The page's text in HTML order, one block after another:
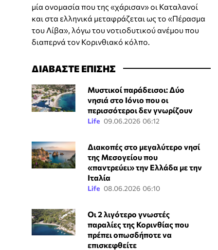
μία ονομασία που της «χάρισαν» οι Καταλανοί
και στα ελληνικά μεταφράζεται ως το «Πέρασμα
του Λίβα», λόγω του νοτιοδυτικού ανέμου που
διαπερνά τον Κορινθιακό κόλπο.
ΔΙΑΒΑΣΤΕ ΕΠΙΣΗΣ
Μυστικοί παράδεισοι: Δύο
νησιά στο Ιόνιο που οι
περισσότεροι δεν γνωρίζουν
Life 09.06.2026 06:12
Διακοπές στο μεγαλύτερο νησί
της Μεσογείου που
«παντρεύει» την Ελλάδα με την
Ιταλία
Life 08.06.2026 06:10
Οι 2 λιγότερο γνωστές
παραλίες της Κορινθίας που
πρέπει οπωσδήποτε να
επισκεφθείτε